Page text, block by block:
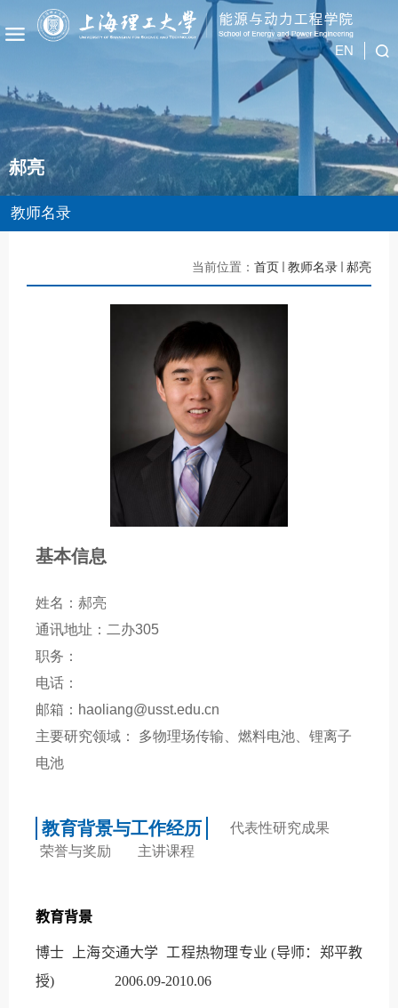
EN
郝亮
教师名录
当前位置： 首页 教师名录 郝亮
基本信息
姓名：郝亮
通讯地址：二办305
职务：
电话：
邮箱：haoliang@usst.edu.cn
主要研究领域： 多物理场传输、燃料电池、锂离子
电池
教育背景与工作经历
代表性研究成果
荣誉与奖励
主讲课程
教育背景
博士 上海交通大学 工程热物理专业 (导师：郑平教
授) 2006.09-2010.06